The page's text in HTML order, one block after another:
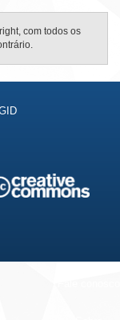
com todos os